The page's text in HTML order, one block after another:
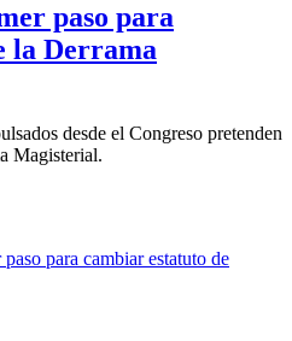
paso para
la Derrama
desde el Congreso pretenden
Magisterial.